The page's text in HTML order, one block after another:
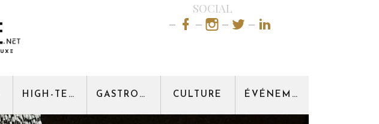
SOCIAL
HIGH-TECH GASTRONOMIE CULTURE ÉVÉNEMENT